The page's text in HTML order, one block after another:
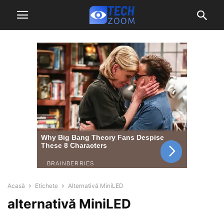
Acasă Etichete Alternativă MiniLED
alternativă MiniLED